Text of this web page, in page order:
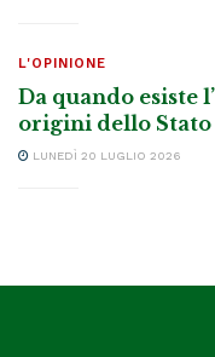
L'OPINIONE
Da quando esiste
origini dello
LUNEDÌ 20 LUGLIO 2026